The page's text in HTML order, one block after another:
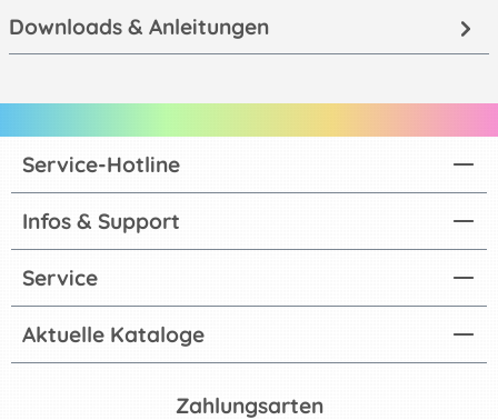
Downloads & Anleitungen
Aktuelle Kataloge
Service-Hotline
Infos & Support
Service
Zahlungsarten